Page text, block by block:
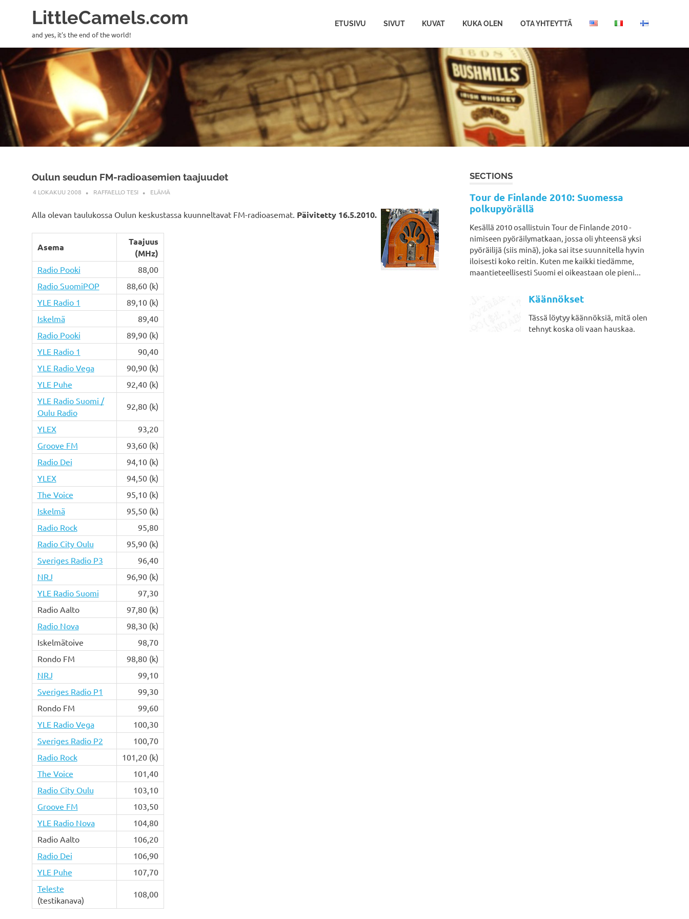
to
content
LittleCamels.com
and yes, it's the end of the world!
ETUSIVU SIVUT KUVAT KUKA OLEN OTA YHTEYTTÄ
Oulun seudun FM-radioasemien taajuudet
4 LOKAKUU 2008 RAFFAELLO TESI ELÄMÄ
Alla olevan taulukossa Oulun keskustassa kuunneltavat FM-radioasemat. Päivitetty 16.5.2010.
Asema
Taajuus
(MHz)
Radio Pooki
88,00
Radio SuomiPOP
88,60 (k)
YLE Radio 1
89,10 (k)
Iskelmä
89,40
Radio Pooki
89,90 (k)
YLE Radio 1
90,40
YLE Radio Vega
90,90 (k)
YLE Puhe
92,40 (k)
YLE Radio Suomi /
Oulu Radio
92,80 (k)
YLEX
93,20
Groove FM
93,60 (k)
Radio Dei
94,10 (k)
YLEX
94,50 (k)
The Voice
95,10 (k)
Iskelmä
95,50 (k)
Radio Rock
95,80
Radio City Oulu
95,90 (k)
Sveriges Radio P3
96,40
NRJ
96,90 (k)
YLE Radio Suomi
97,30
Radio Aalto
97,80 (k)
Radio Nova
98,30 (k)
Iskelmätoive
98,70
Rondo FM
98,80 (k)
NRJ
99,10
Sveriges Radio P1
99,30
Rondo FM
99,60
YLE Radio Vega
100,30
Sveriges Radio P2
100,70
Radio Rock
101,20 (k)
The Voice
101,40
Radio City Oulu
103,10
Groove FM
103,50
YLE Radio Nova
104,80
Radio Aalto
106,20
Radio Dei
106,90
YLE Puhe
107,70
Teleste
(testikanava)
108,00
SECTIONS
Tour de Finlande 2010: Suomessa
polkupyörällä
Kesällä 2010 osallistuin Tour de Finlande 2010 -
nimiseen pyöräilymatkaan, jossa oli yhteensä yksi
pyöräilijä (siis minä), joka sai itse suunnitella hyvin
iloisesti koko reitin. Kuten me kaikki tiedämme,
maantieteellisesti Suomi ei oikeastaan ole pieni...
Käännökset
Tässä löytyy käännöksiä, mitä olen
tehnyt koska oli vaan hauskaa.